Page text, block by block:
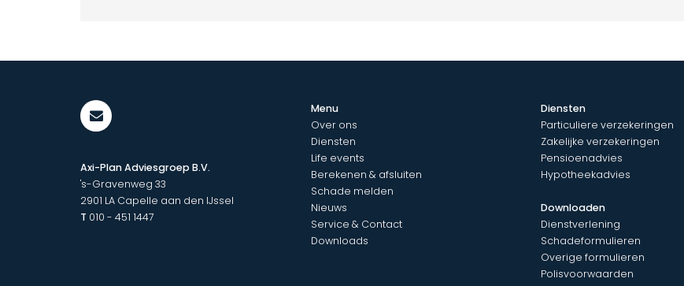
Axi-Plan Adviesgroep B.V.
's-Gravenweg 33
2901 LA Capelle aan den IJssel
T 010 - 451 1447
Menu
Over ons
Diensten
Life events
Berekenen & afsluiten
Schade melden
Nieuws
Service & Contact
Downloads
Diensten
Particuliere verzekeringen
Zakelijke verzekeringen
Pensioenadvies
Hypotheekadvies
Downloaden
Dienstverlening
Schadeformulieren
Overige formulieren
Polisvoorwaarden